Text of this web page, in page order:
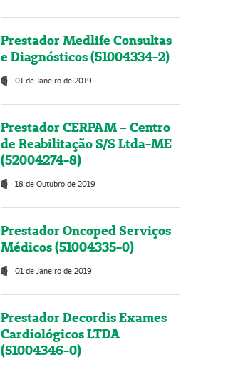
Prestador Medlife Consultas
e Diagnósticos (51004334-2)
01 de Janeiro de 2019
Prestador CERPAM – Centro
de Reabilitação S/S Ltda-ME
(52004274-8)
18 de Outubro de 2019
Prestador Oncoped Serviços
Médicos (51004335-0)
01 de Janeiro de 2019
Prestador Decordis Exames
Cardiológicos LTDA
(51004346-0)